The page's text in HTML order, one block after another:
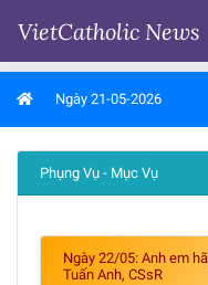
VietCatholic News
Ngày 21-05-2026
Phụng Vụ - Mục Vụ
Ngày 22/05: Anh em
Tuấn Anh, CSsR